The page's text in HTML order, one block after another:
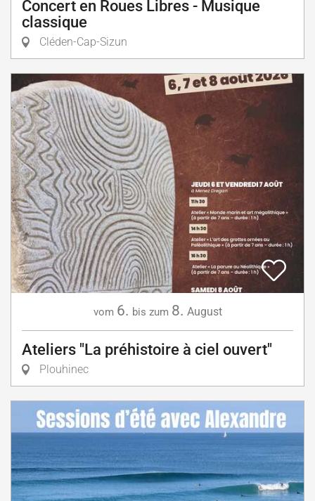
Concert en Roues Libres - Musique
classique
Cléden-Cap-Sizun
vom 6. bis zum 8. August
Ateliers "La préhistoire à ciel ouvert"
Plouhinec